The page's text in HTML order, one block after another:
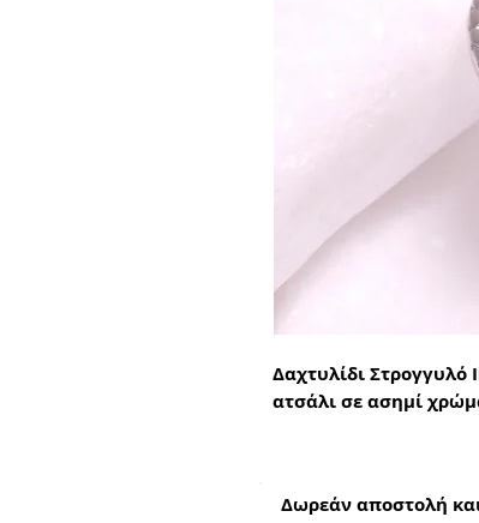
Δαχτυλίδι Στρογγυλό
ατσάλι σε ασημί
Δωρεάν αποστολή